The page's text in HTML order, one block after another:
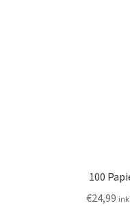
100
€24,99